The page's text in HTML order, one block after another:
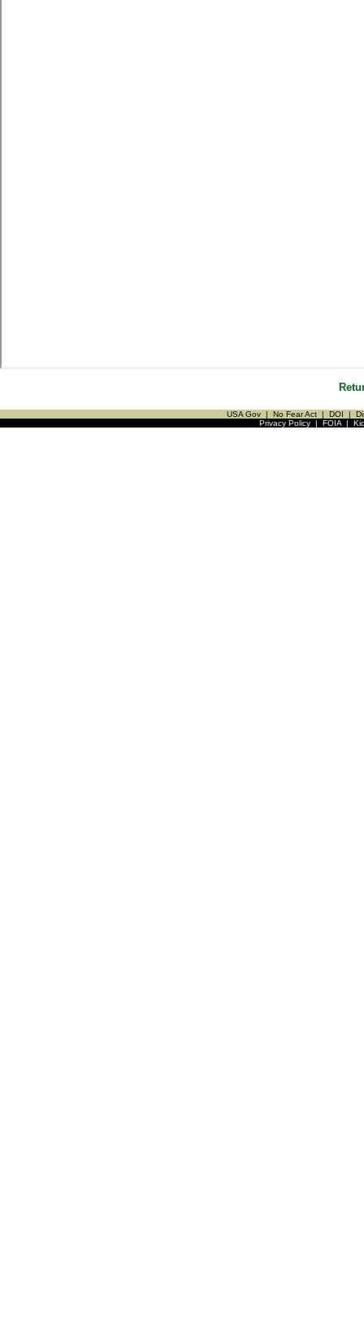
USA Gov | No Fear Act | DOI |
Privacy Policy| FOIA|